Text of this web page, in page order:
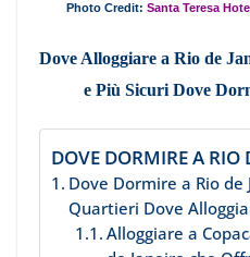
Photo Credit: Santa Teresa
Dove Alloggiare a Rio de
e Più Sicuri Dove
DOVE DORMIRE A RIO
Dove Dormire a Rio
Quartieri Dove
Alloggiare a